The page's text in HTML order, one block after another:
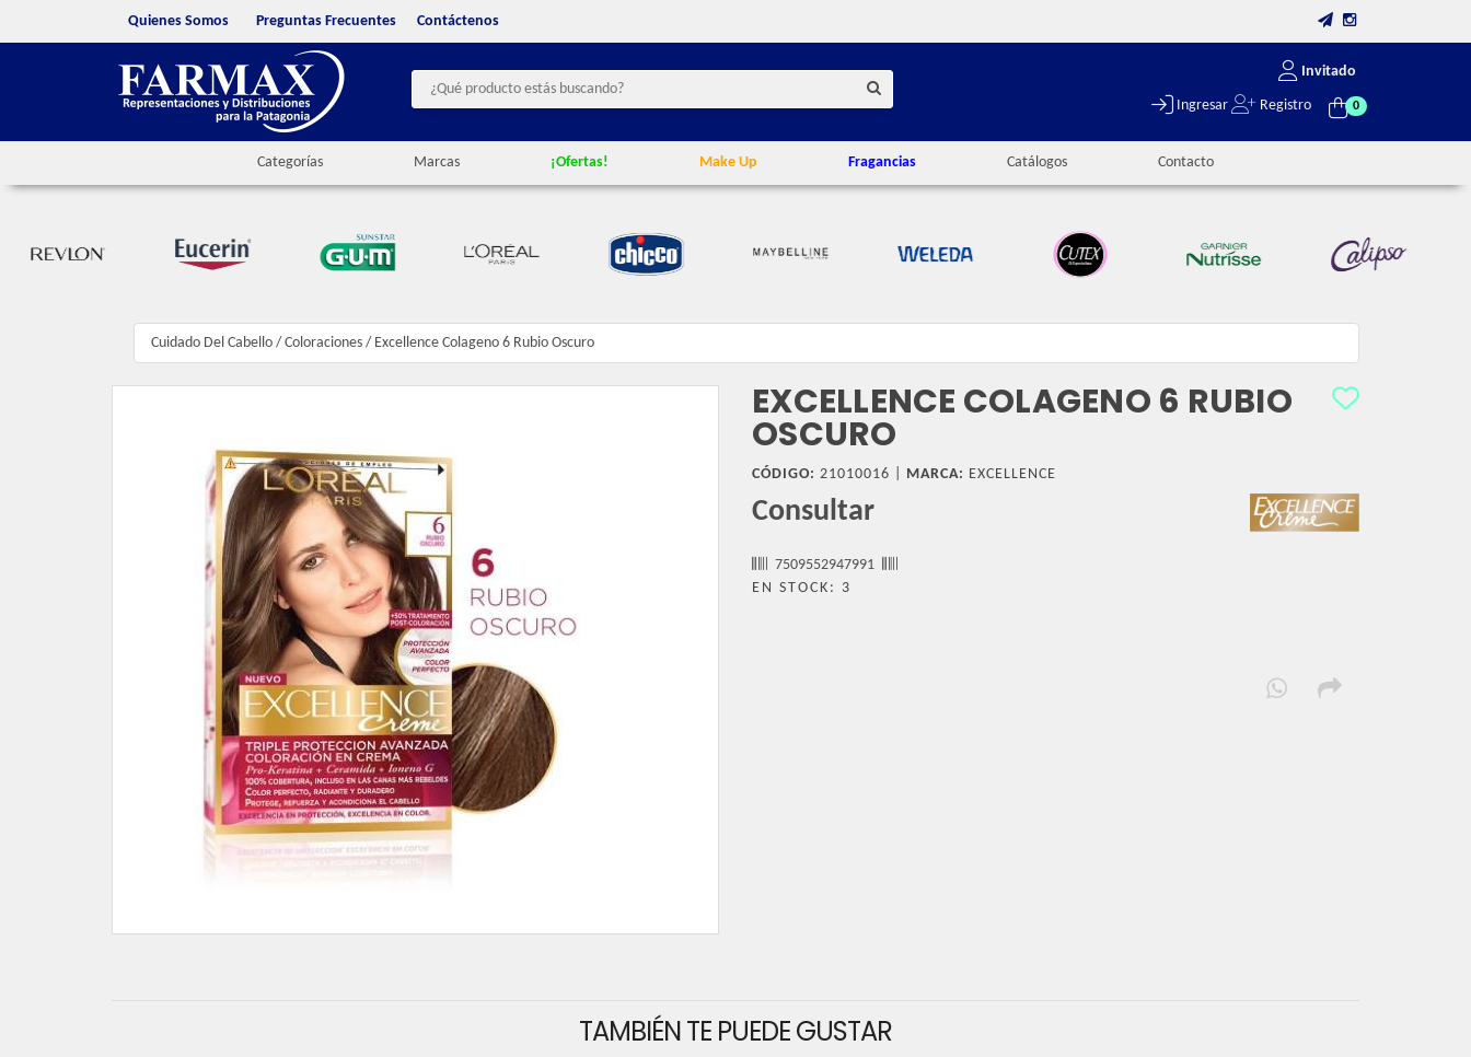
Quienes Somos Preguntas Frecuentes Contáctenos
Invitado
Ingresar Registro 0
Categorías Marcas ¡Ofertas! Make Up Fragancias Catálogos Contacto
Cuidado Del Cabello / Coloraciones / Excellence Colageno 6 Rubio Oscuro
EXCELLENCE COLAGENO 6 RUBIO
OSCURO
CÓDIGO: 21010016 | MARCA: EXCELLENCE
Consultar
7509552947991
EN STOCK: 3
TAMBIÉN TE PUEDE GUSTAR